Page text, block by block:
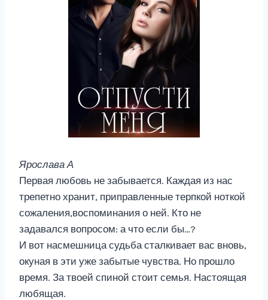
Ярослава А
Первая любовь не забывается. Каждая из нас
трепетно хранит, приправленные терпкой ноткой
сожаления,воспоминания о ней. Кто не
задавался вопросом: а что если бы…?
И вот насмешница судьба сталкивает вас вновь,
окуная в эти уже забытые чувства. Но прошло
время. За твоей спиной стоит семья. Настоящая
любящая.